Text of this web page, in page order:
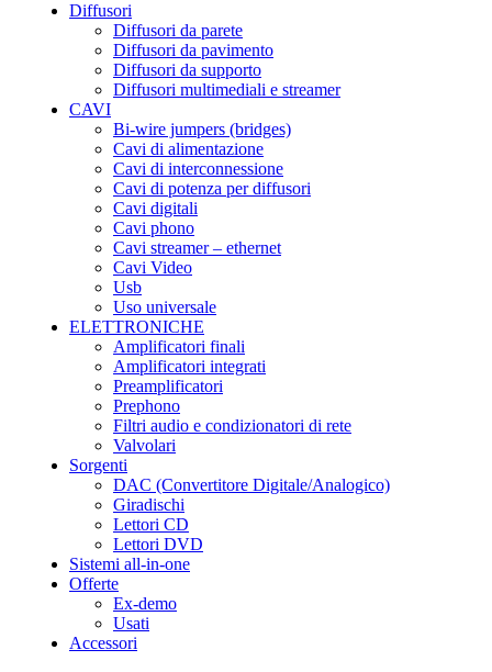
Diffusori
Diffusori da parete
Diffusori da pavimento
Diffusori da supporto
Diffusori multimediali e streamer
CAVI
Bi-wire jumpers (bridges)
Cavi di alimentazione
Cavi di interconnessione
Cavi di potenza per diffusori
Cavi digitali
Cavi phono
Cavi streamer – ethernet
Cavi Video
Usb
Uso universale
ELETTRONICHE
Amplificatori finali
Amplificatori integrati
Preamplificatori
Prephono
Filtri audio e condizionatori di rete
Valvolari
Sorgenti
DAC (Convertitore Digitale/Analogico)
Giradischi
Lettori CD
Lettori DVD
Sistemi all-in-one
Offerte
Ex-demo
Usati
Accessori